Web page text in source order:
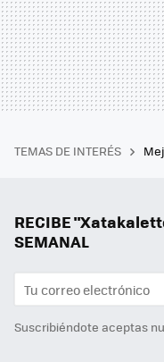
TEMAS DE INTERÉS
RECIBE
SEMANAL
Suscribiéndote aceptas